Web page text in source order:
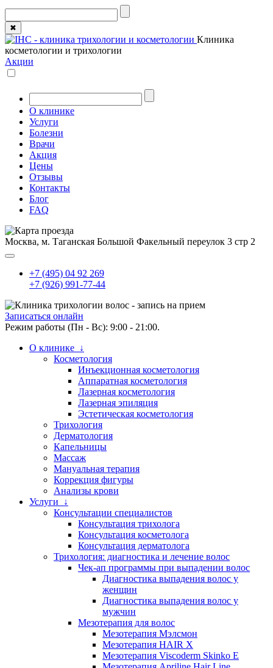
✖
Клиника
косметологии и трихологии
Акции
О клинике
Услуги
Болезни
Врачи
Акция
Цены
Отзывы
Контакты
Блог
FAQ
Москва, м. Таганская Большой Факельный переулок 3 стр 2
+7 (495) 04 92 269
+7 (926) 991-77-44
Записаться онлайн
Режим работы (Пн - Вс): 9:00 - 21:00.
О клинике ↓
Косметология
Инъекционная косметология
Аппаратная косметология
Лазерная косметология
Лазерная эпиляция
Эстетическая косметология
Трихология
Дерматология
Капельницы
Массаж
Мануальная терапия
Коррекция фигуры
Анализы крови
Услуги ↓
Консультации специалистов
Консультация трихолога
Консультация косметолога
Консультация дерматолога
Трихология: диагностика и лечение волос
Чек-ап программы при выпадении волос
Диагностика выпадения волос у
женщин
Диагностика выпадения волос у
мужчин
Мезотерапия для волос
Мезотерапия Мэлсмон
Мезотерапия HAIR X
Мезотерапия Viscoderm Skinko E